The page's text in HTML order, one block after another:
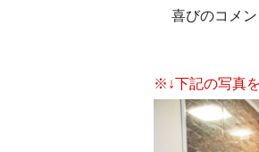
喜びのコメン
※↓下記の写真